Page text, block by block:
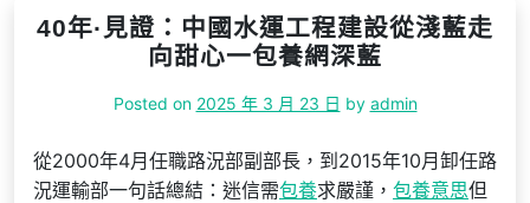
40年·見證：中國水運工程建設從淺藍走
向甜心一包養網深藍
Posted on 2025 年 3 月 23 日 by admin
從2000年4月任職路況部副部長，到2015年10月卸任路
況運輸部一句話總結：迷信需包養求嚴謹， 包養意思但